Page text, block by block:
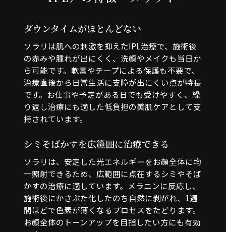
ダウンタイムがほとんどない
ソラリは肌への刺激を抑えたIPL治療で、施術後
の赤みや腫れが出にくく、洗顔やメイクも当日か
ら可能です。軟膏やテープによる保護も不要で、
治療直後から日常生活に支障が出にくい点が特長
です。お仕事や予定がある日でも受けやすく、繰
り返し治療にも適した低負担の美肌ケアとして支
持されています。
シミそばかすを広範囲に治療できる
ソラリは、安定した光エネルギーをお顔全体に均
一照射できるため、広範囲に点在するシミやそば
かすの治療に適しています。メラニンに反応し、
施術後にかさぶた化したのち自然に剥がれ、1週
間ほどで色素が薄くなるプロセスをたどります。
お顔全体のトーンアップを目指したい方にも有効